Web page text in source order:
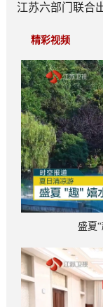
江苏六部门联合
精彩视频
盛夏